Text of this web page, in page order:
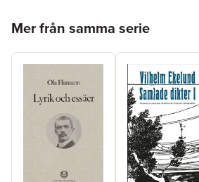
modern indexes
Mer från samma serie